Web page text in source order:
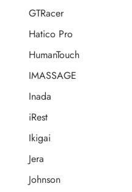
GTRacer
Hatico Pro
HumanTouch
IMASSAGE
Inada
iRest
Ikigai
Jera
Johnson